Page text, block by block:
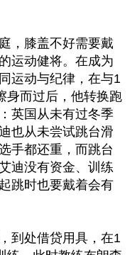
，膝盖不好需要戴
运动健将。在成为
运动与纪律，在与1
身而过后，他转换跑
英国从未有过冬季
也从未尝试跳台滑
手都还重，而跳台
迪没有资金、训练
跳时也要戴着会有
到处借贷用具，在1